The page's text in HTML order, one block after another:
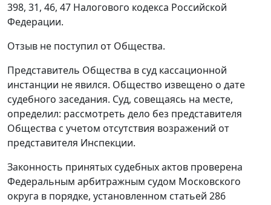
398, 31, 46, 47 Налогового кодекса Российской
Федерации.
Отзыв не поступил от Общества.
Представитель Общества в суд кассационной
инстанции не явился. Общество извещено о дате
судебного заседания. Суд, совещаясь на месте,
определил: рассмотреть дело без представителя
Общества с учетом отсутствия возражений от
представителя Инспекции.
Законность принятых судебных актов проверена
Федеральным арбитражным судом Московского
округа в порядке, установленном статьей 286